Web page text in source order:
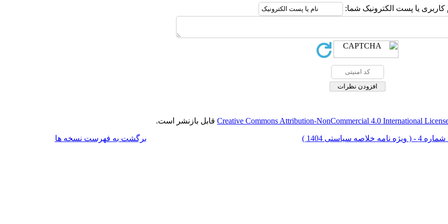
کاربری یا پست الکترونیک شما:
Creative Commons Attribution-NonCommercial 4.0 International قابل بازنشر است.
برگشت به فهرست نسخه ها